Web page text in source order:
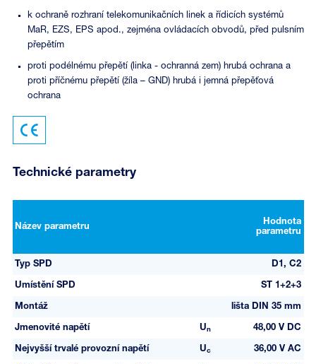
k ochraně rozhraní telekomunikačních linek a řídicích systémů
MaR, EZS, EPS apod., zejména ovládacích obvodů, před pulsním
přepětím
proti podélnému přepětí (linka - ochranná zem) hrubá ochrana a
proti příčnému přepětí (žíla – GND) hrubá i jemná přepěťová
ochrana
Technické parametry
Název parametru
Hodnota
parametru
Typ SPD D1, C2
Umístění SPD ST 1+2+3
Montáž lišta DIN 35 mm
Jmenovité napětí Un 48,00 V DC
Nejvyšší trvalé provozní napětí Uc 36,00 V AC